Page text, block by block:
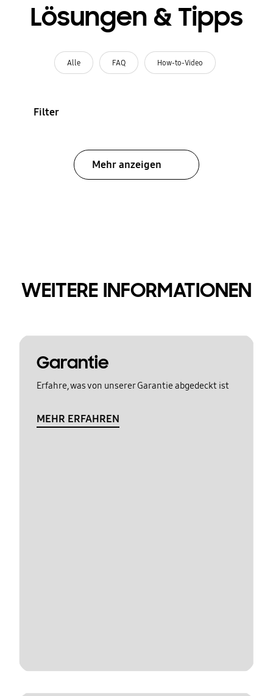
Lösungen & Tipps
Alle FAQ How-to-Video
Filter
Mehr anzeigen
WEITERE INFORMATIONEN
Garantie
Erfahre, was von unserer Garantie abgedeckt ist
MEHR ERFAHREN